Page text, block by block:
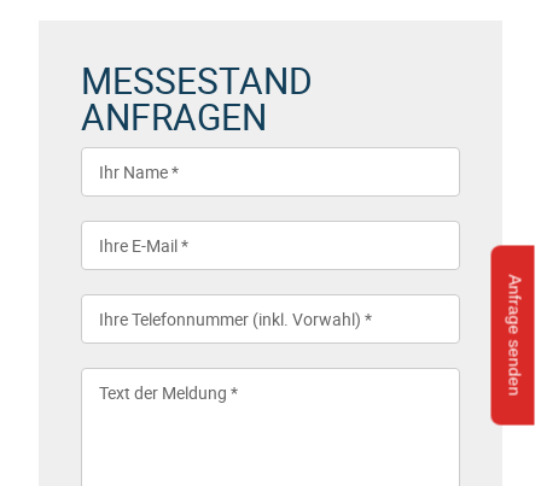
Anfrage senden
MESSESTAND
ANFRAGEN